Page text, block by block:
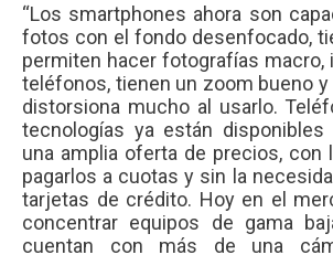
“Los smartphones ahora son
fotos con el fondo desenfocado,
permiten hacer fotografías macro,
teléfonos, tienen un zoom bueno y
distorsiona mucho al usarlo.
tecnologías ya están
una amplia oferta de precios, con
pagarlos a cuotas y sin la
tarjetas de crédito. Hoy en el
concentrar equipos de gama
cuentan con más de una